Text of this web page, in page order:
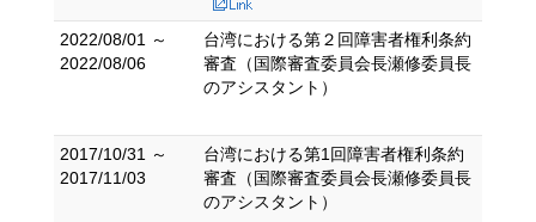
2022/08/01 ～
2022/08/06
台湾における第２回障害者権利条約
審査（国際審査委員会長瀬修委員長
のアシスタント）
2017/10/31 ～
2017/11/03
台湾における第1回障害者権利条約
審査（国際審査委員会長瀬修委員長
のアシスタント）